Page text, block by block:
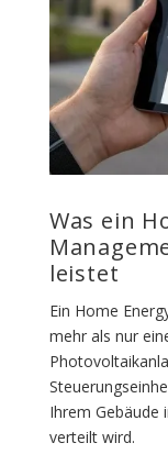
Was ein
leistet
Ein Home
mehr als nur
Ihrem Gebäude
verteilt wird.